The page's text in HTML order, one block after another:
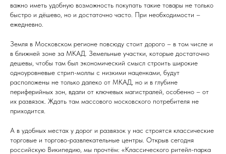
важно иметь удобную возможность покупать такие товары не только
быстро и дёшево, но и достаточно часто. При необходимости –
ежедневно.
Земля в Московском регионе повсюду стоит дорого – в том числе и
в ближней зоне за МКАД. Земельные участки, которые достаточно
дешевы, чтобы там был экономический смысл строить широкие
одноуровневые стрип-моллы с низкими наценками, будут
расположены не только далеко от МКАД, но и в глубине
периферийных зон, вдали от ключевых магистралей, особенно – от
их развязок. Ждать там массового московского потребителя не
приходится.
А в удобных местах у дорог и развязок у нас строятся классические
торговые и торгово-развлекательные центры. Открыв сегодня
российскую Википедию, мы прочтём: «Классического ритейл-парка